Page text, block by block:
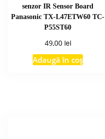
senzor IR Sensor Board
Panasonic TX-L47ETW60 TC-
P55ST60
49,00 lei
Adaugă în coș